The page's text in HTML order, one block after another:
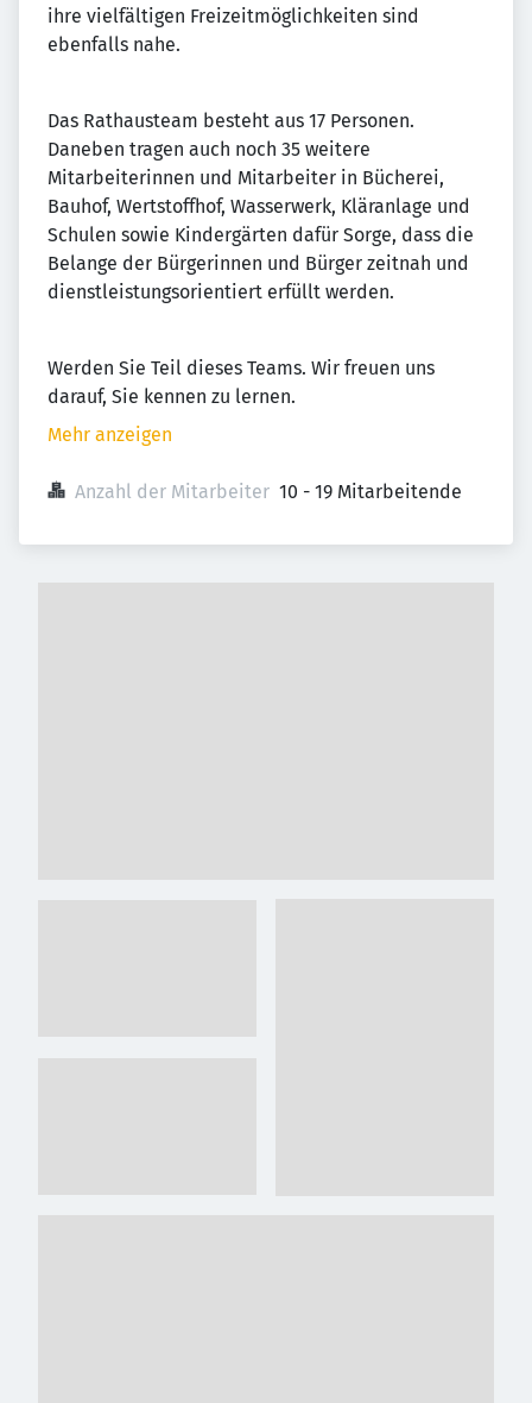
ihre vielfältigen Freizeitmöglichkeiten sind
ebenfalls nahe.
Das Rathausteam besteht aus 17 Personen.
Daneben tragen auch noch 35 weitere
Mitarbeiterinnen und Mitarbeiter in Bücherei,
Bauhof, Wertstoffhof, Wasserwerk, Kläranlage und
Schulen sowie Kindergärten dafür Sorge, dass die
Belange der Bürgerinnen und Bürger zeitnah und
dienstleistungsorientiert erfüllt werden.
Werden Sie Teil dieses Teams. Wir freuen uns
darauf, Sie kennen zu lernen.
Mehr anzeigen
Anzahl der Mitarbeiter 10 - 19 Mitarbeitende